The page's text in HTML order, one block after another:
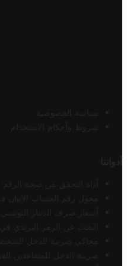
سياسة الخصوصية
شروط وأحكام الاستخدام
أدواتنا
أداة التحقق من صحة الرقم
محول رقم الحساب الآيبان
أسعار صرف الدينار التونسي
البحث عن الرمز البريدي
محاكي ضريبة الدخل
ضريبة الدخل للمتقاعدين